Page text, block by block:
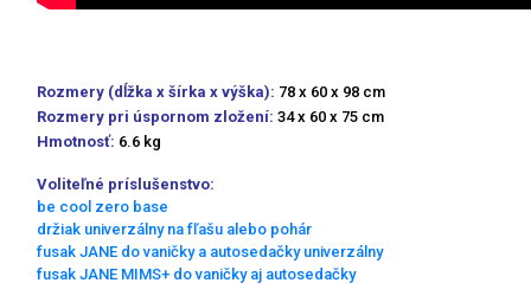
Rozmery (dĺžka x šírka x výška): 78 x 60 x 98 cm
Rozmery pri úspornom zložení: 34 x 60 x 75 cm
Hmotnosť: 6.6 kg
Voliteľné príslušenstvo:
be cool zero base
držiak univerzálny na fľašu alebo pohár
fusak JANE do vaničky a autosedačky univerzálny
fusak JANE MIMS+ do vaničky aj autosedačky